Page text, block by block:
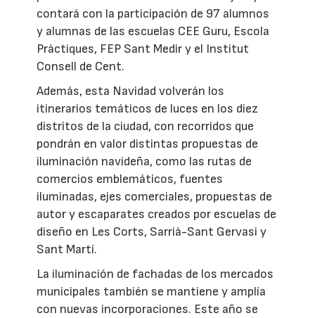
contará con la participación de 97 alumnos
y alumnas de las escuelas CEE Guru, Escola
Pràctiques, FEP Sant Medir y el Institut
Consell de Cent.
Además, esta Navidad volverán los
itinerarios temáticos de luces en los diez
distritos de la ciudad, con recorridos que
pondrán en valor distintas propuestas de
iluminación navideña, como las rutas de
comercios emblemáticos, fuentes
iluminadas, ejes comerciales, propuestas de
autor y escaparates creados por escuelas de
diseño en Les Corts, Sarrià-Sant Gervasi y
Sant Martí.
La iluminación de fachadas de los mercados
municipales también se mantiene y amplía
con nuevas incorporaciones. Este año se